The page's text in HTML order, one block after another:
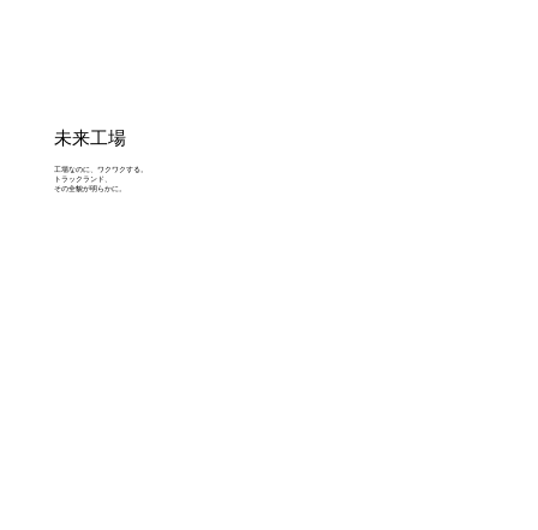
未来工場
工場なのに、ワクワクする。
トラックランド、
その全貌が明らかに。